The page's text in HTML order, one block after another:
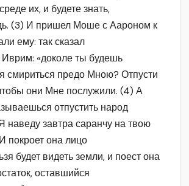
их, и будете знать,
(3) И пришел Моше с Аароном к
ему: так сказал
«доколе ты будешь
смириться предо Мною? Отпусти
они Мне послужили. (4) А
отпустить народ
наведу завтра саранчу на твою
покроет она лицо
будет видеть земли, и поест она
оставшийся